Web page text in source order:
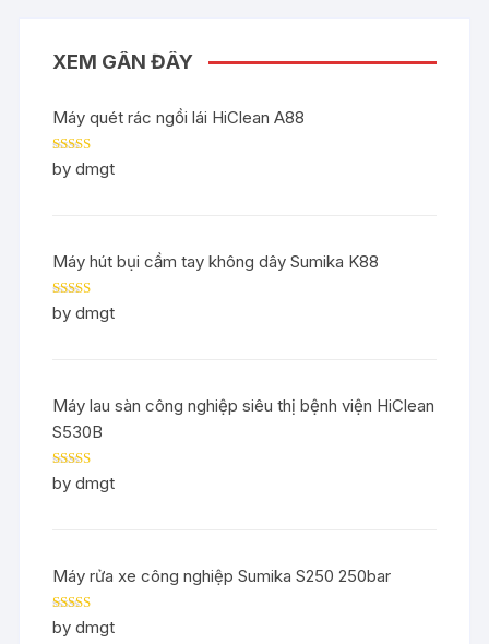
XEM GẦN ĐÂY
Máy quét rác ngồi lái HiClean A88
Rated5out
of 5
by dmgt
Máy hút bụi cầm tay không dây Sumika K88
Rated5out
of 5
by dmgt
Máy lau sàn công nghiệp siêu thị bệnh viện HiClean
S530B
Rated5out
of 5
by dmgt
Máy rửa xe công nghiệp Sumika S250 250bar
Rated5out
of 5
by dmgt